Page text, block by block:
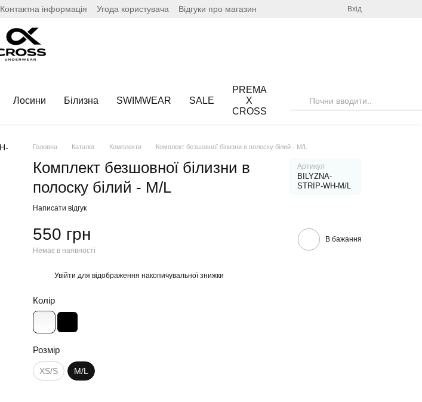
Контактна інформація Угода користувача Відгуки про магазин Вхід
Лосини Білизна SWIMWEAR SALE
PREMA
X
CROSS
Головна Каталог Комплекти Комплект безшовної білизни в полоску білий - M/L
Комплект безшовної білизни в
полоску білий - M/L
Артикул
BILYZNA-
STRIP-WH-M/L
Написати відгук
550 грн
Немає в наявності
В бажання
Увійти для відображення накопичувальної знижки
Колір
Розмір
XS/S M/L